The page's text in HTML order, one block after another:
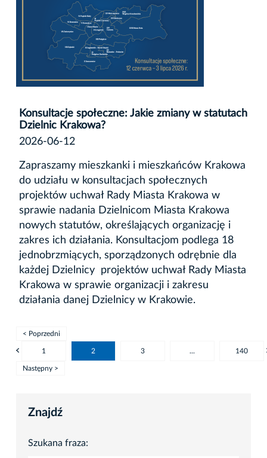
Konsultacje społeczne: Jakie zmiany w statutach
Dzielnic Krakowa?
2026-06-12
Zapraszamy mieszkanki i mieszkańców Krakowa
do udziału w konsultacjach społecznych
projektów uchwał Rady Miasta Krakowa w
sprawie nadania Dzielnicom Miasta Krakowa
nowych statutów, określających organizację i
zakres ich działania. Konsultacjom podlega 18
jednobrzmiących, sporządzonych odrębnie dla
każdej Dzielnicy projektów uchwał Rady Miasta
Krakowa w sprawie organizacji i zakresu
działania danej Dzielnicy w Krakowie.
< Poprzedni
1 2 3 ... 140
Następny >
Znajdź
Szukana fraza: